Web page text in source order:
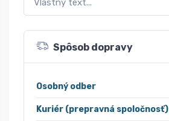
Spôsob dopravy
Osobný odber
Kuriér (prepravná spoločnosť)